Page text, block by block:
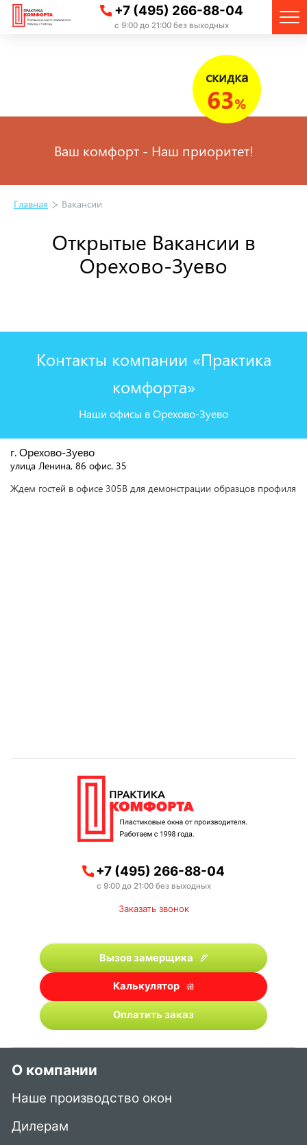
+7 (495) 266-88-04
с 9:00 до 21:00 без выходных
скидка
63%
Ваш комфорт - Наш приоритет!
Главная Вакансии
Открытые Вакансии в
Орехово-Зуево
Контакты компании «Практика
комфорта»
Наши офисы в Орехово-Зуево
г. Орехово-Зуево
улица Ленина, 86 офис. 35
Ждем гостей в офисе 305В для демонстрации образцов профиля
+7 (495) 266-88-04
с 9:00 до 21:00 без выходных
Заказать звонок
Вызов замерщика
Калькулятор
Оплатить заказ
О компании
Наше производство окон
Дилерам